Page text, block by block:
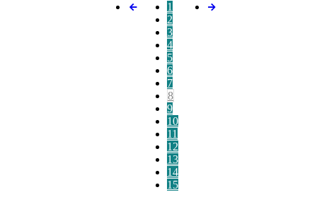
1
2
3
4
5
6
7
8
9
10
11
12
13
14
15